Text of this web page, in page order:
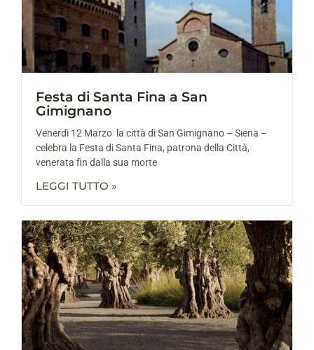
Festa di Santa Fina a San
Gimignano
Venerdì 12 Marzo la città di San Gimignano – Siena –
celebra la Festa di Santa Fina, patrona della Città,
venerata fin dalla sua morte
LEGGI TUTTO »